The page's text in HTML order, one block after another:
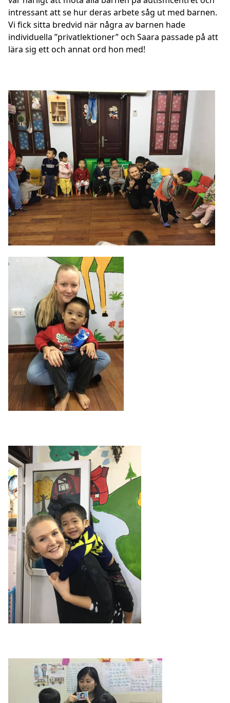
intressant att se hur deras arbete såg ut med barnen.
Vi fick sitta bredvid när några av barnen hade
individuella ”privatlektioner” och Saara passade på att
lära sig ett och annat ord hon med!